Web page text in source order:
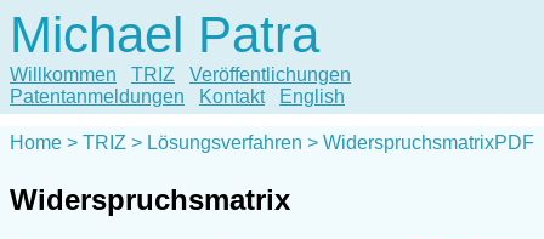
Michael Patra
Willkommen TRIZ
Veröffentlichungen
Patentanmeldungen
Kontakt English
Home TRIZ Lösungsverfahren WiderspruchsmatrixPDF
Widerspruchsmatrix